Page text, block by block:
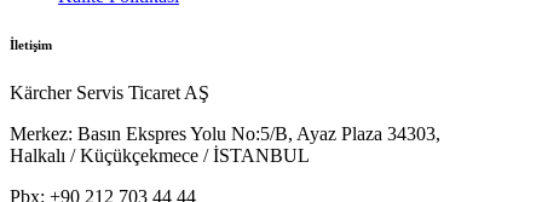
İletişim
Kärcher Servis Ticaret AŞ
Merkez: Basın Ekspres Yolu No:5/B, Ayaz Plaza 34303,
Halkalı / Küçükçekmece / İSTANBUL
Pbx: +90 212 703 44 44